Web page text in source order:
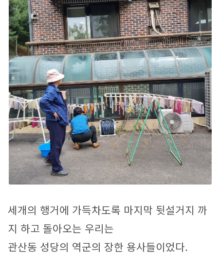
세개의 행거에 가득차도록 마지막 뒷설거지 까
지 하고 돌아오는 우리는
관산동 성당의 역군의 장한 용사들이었다.